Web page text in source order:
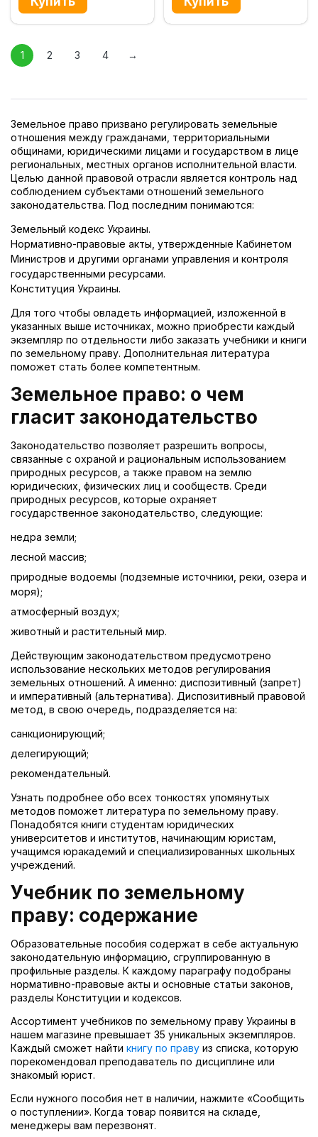
1 2 3 4 →
Земельное право призвано регулировать земельные
отношения между гражданами, территориальными
общинами, юридическими лицами и государством в лице
региональных, местных органов исполнительной власти.
Целью данной правовой отрасли является контроль над
соблюдением субъектами отношений земельного
законодательства. Под последним понимаются:
Земельный кодекс Украины.
Нормативно-правовые акты, утвержденные Кабинетом
Министров и другими органами управления и контроля
государственными ресурсами.
Конституция Украины.
Для того чтобы овладеть информацией, изложенной в
указанных выше источниках, можно приобрести каждый
экземпляр по отдельности либо заказать учебники и книги
по земельному праву. Дополнительная литература
поможет стать более компетентным.
Земельное право: о чем
гласит законодательство
Законодательство позволяет разрешить вопросы,
связанные с охраной и рациональным использованием
природных ресурсов, а также правом на землю
юридических, физических лиц и сообществ. Среди
природных ресурсов, которые охраняет
государственное законодательство, следующие:
недра земли;
лесной массив;
природные водоемы (подземные источники, реки, озера и
моря);
атмосферный воздух;
животный и растительный мир.
Действующим законодательством предусмотрено
использование нескольких методов регулирования
земельных отношений. А именно: диспозитивный (запрет)
и императивный (альтернатива). Диспозитивный правовой
метод, в свою очередь, подразделяется на:
санкционирующий;
делегирующий;
рекомендательный.
Узнать подробнее обо всех тонкостях упомянутых
методов поможет литература по земельному праву.
Понадобятся книги студентам юридических
университетов и институтов, начинающим юристам,
учащимся юракадемий и специализированных школьных
учреждений.
Учебник по земельному
праву: содержание
Образовательные пособия содержат в себе актуальную
законодательную информацию, сгруппированную в
профильные разделы. К каждому параграфу подобраны
нормативно-правовые акты и основные статьи законов,
разделы Конституции и кодексов.
Ассортимент учебников по земельному праву Украины в
нашем магазине превышает 35 уникальных экземпляров.
Каждый сможет найти книгу по праву из списка, которую
порекомендовал преподаватель по дисциплине или
знакомый юрист.
Если нужного пособия нет в наличии, нажмите «Сообщить
о поступлении». Когда товар появится на складе,
менеджеры вам перезвонят.